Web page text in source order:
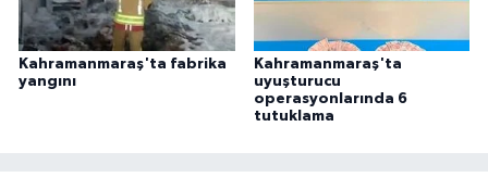
Kahramanmaraş'ta fabrika
yangını
Kahramanmaraş'ta
uyuşturucu
operasyonlarında 6
tutuklama